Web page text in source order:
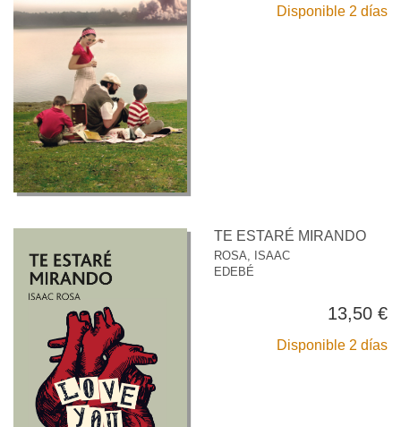
Disponible 2 días
TE ESTARÉ MIRANDO
ROSA, ISAAC
EDEBÉ
13,50 €
Disponible 2 días